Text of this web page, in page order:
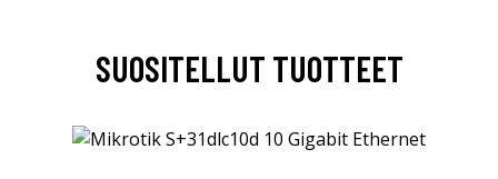
SUOSITELLUT TUOTTEET